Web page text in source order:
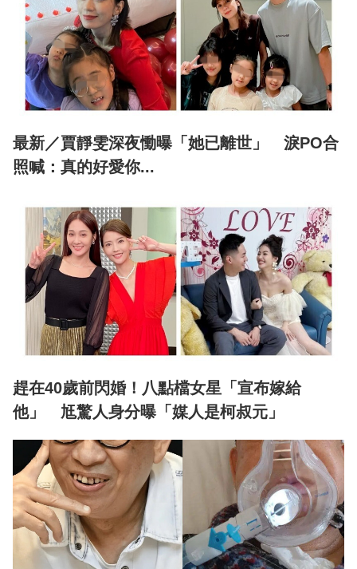
最新／賈靜雯深夜慟曝「她已離世」 淚PO合
照喊：真的好愛你...
趕在40歲前閃婚！八點檔女星「宣布嫁給
他」 尪驚人身分曝「媒人是柯叔元」